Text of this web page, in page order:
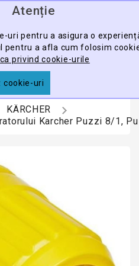
Atenție
uri pentru a asigura o
pentru a afla cum folosim
privind cookie-urile
cookie-uri
CĂUTARE
KÄRCHER
Karcher Puzzi 8/1,